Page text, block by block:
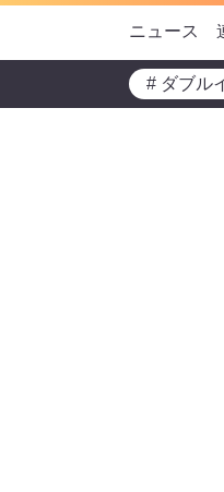
ニュース
# ダブル